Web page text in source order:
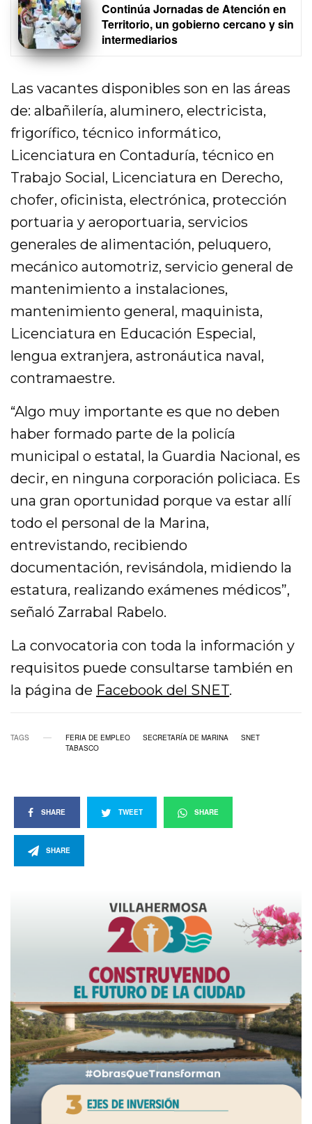
Continúa Jornadas de Atención en
Territorio, un gobierno cercano y sin
intermediarios
Las vacantes disponibles son en las áreas
de: albañilería, aluminero, electricista,
frigorífico, técnico informático,
Licenciatura en Contaduría, técnico en
Trabajo Social, Licenciatura en Derecho,
chofer, oficinista, electrónica, protección
portuaria y aeroportuaria, servicios
generales de alimentación, peluquero,
mecánico automotriz, servicio general de
mantenimiento a instalaciones,
mantenimiento general, maquinista,
Licenciatura en Educación Especial,
lengua extranjera, astronáutica naval,
contramaestre.
“Algo muy importante es que no deben
haber formado parte de la policía
municipal o estatal, la Guardia Nacional, es
decir, en ninguna corporación policiaca. Es
una gran oportunidad porque va estar allí
todo el personal de la Marina,
entrevistando, recibiendo
documentación, revisándola, midiendo la
estatura, realizando exámenes médicos”,
señaló Zarrabal Rabelo.
La convocatoria con toda la información y
requisitos puede consultarse también en
la página de Facebook del SNET.
TAGS FERIA DE EMPLEO SECRETARÍA DE MARINA
SNET
TABASCO
SHARE TWEET SHARE
SHARE